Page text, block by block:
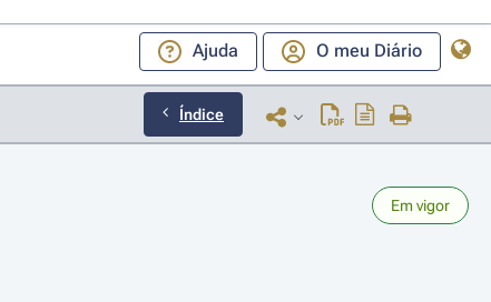
Ajuda O meu Diário
Índice
Em vigor